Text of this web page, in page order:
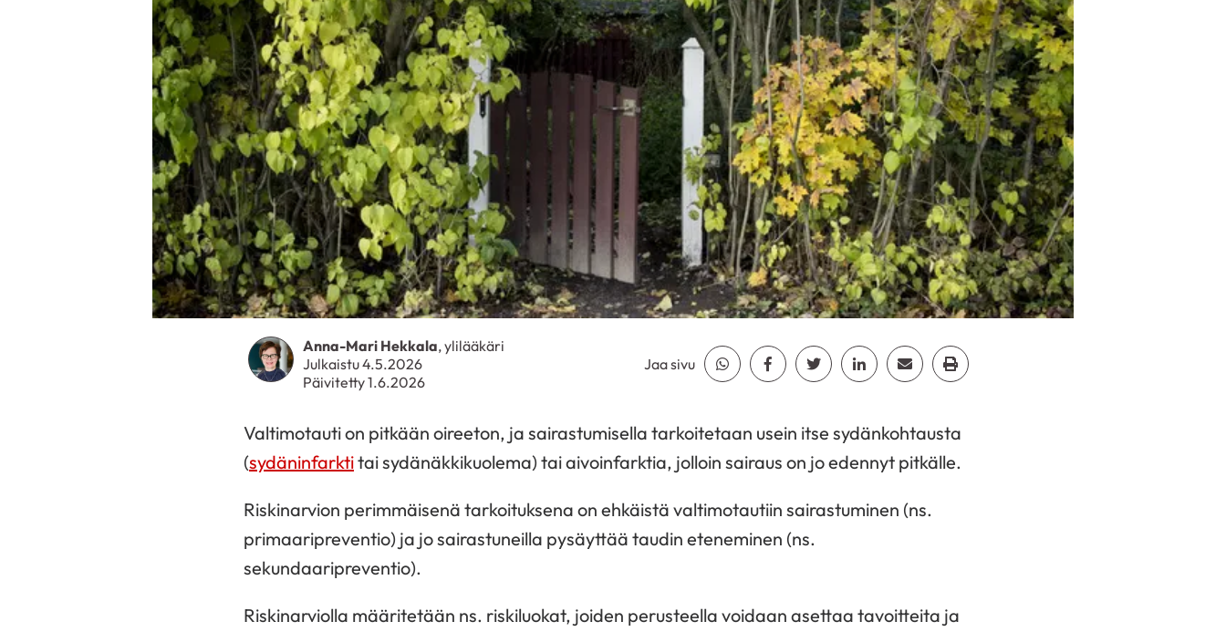
Anna-Mari Hekkala, ylilääkäri
Julkaistu 4.5.2026
Päivitetty 1.6.2026
Jaa sivu Jaa Whatsapp
Jaa Facebook
Jaa TwitterJaa LinkedinJaa EmailJaa Print
Valtimotauti on pitkään oireeton, ja sairastumisella tarkoitetaan usein itse sydänkohtausta
(sydäninfarktitai sydänäkkikuolema) tai aivoinfarktia, jolloin sairaus on jo edennyt pitkälle.
Riskinarvion perimmäisenä tarkoituksena on ehkäistä valtimotautiin sairastuminen (ns.
primaaripreventio) ja jo sairastuneilla pysäyttää taudin eteneminen (ns.
sekundaaripreventio).
Riskinarviolla määritetään ns. riskiluokat, joiden perusteella voidaan asettaa tavoitteita ja